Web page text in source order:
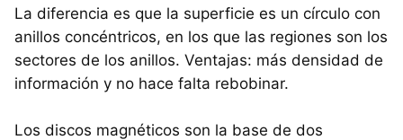
La diferencia es que la superficie es un círculo con
anillos concéntricos, en los que las regiones son los
sectores de los anillos. Ventajas: más densidad de
información y no hace falta rebobinar.
Los discos magnéticos son la base de dos